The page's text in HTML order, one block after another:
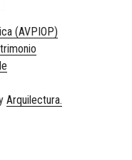
(AVPIOP)
Arquilectura.